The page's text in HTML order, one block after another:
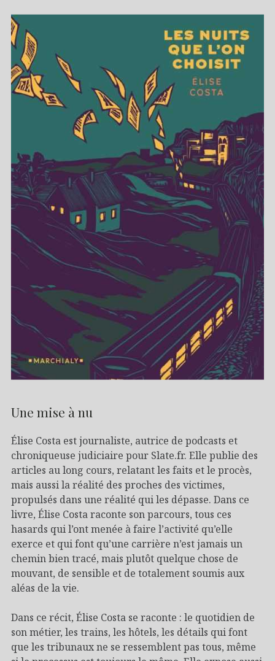
Une mise à nu
Élise Costa est journaliste, autrice de podcasts et
chroniqueuse judiciaire pour Slate.fr. Elle publie des
articles au long cours, relatant les faits et le procès,
mais aussi la réalité des proches des victimes,
propulsés dans une réalité qui les dépasse. Dans ce
livre, Élise Costa raconte son parcours, tous ces
hasards qui l’ont menée à faire l’activité qu’elle
exerce et qui font qu’une carrière n’est jamais un
chemin bien tracé, mais plutôt quelque chose de
mouvant, de sensible et de totalement soumis aux
aléas de la vie.
Dans ce récit, Élise Costa se raconte : le quotidien de
son métier, les trains, les hôtels, les détails qui font
que les tribunaux ne se ressemblent pas tous, même